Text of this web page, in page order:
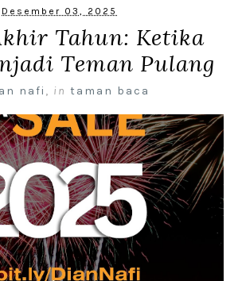
Desember 03, 2025
Tahun: Ketika
Teman Pulang
nafi , in taman baca